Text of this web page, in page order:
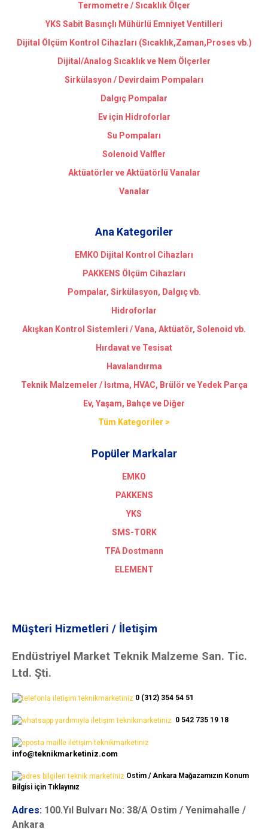
Termometre / Sıcaklık Ölçer
YKS Sabit Basınçlı Mühürlü Emniyet Ventilleri
Dijital Ölçüm Kontrol Cihazları (Sıcaklık,Zaman,Proses vb.)
Dijital/Analog Sıcaklık ve Nem Ölçerler
Sirkülasyon / Devirdaim Pompaları
Dalgıç Pompalar
Ev için Hidroforlar
Su Pompaları
Solenoid Valfler
Aktüatörler ve Aktüatörlü Vanalar
Vanalar
Ana Kategoriler
EMKO Dijital Kontrol Cihazları
PAKKENS Ölçüm Cihazları
Pompalar, Sirkülasyon, Dalgıç vb.
Hidroforlar
Akışkan Kontrol Sistemleri / Vana, Aktüatör, Solenoid vb.
Hırdavat ve Tesisat
Havalandırma
Teknik Malzemeler / Isıtma, HVAC, Brülör ve Yedek Parça
Ev, Yaşam, Bahçe ve Diğer
Tüm Kategoriler >
Popüler Markalar
EMKO
PAKKENS
YKS
SMS-TORK
TFA Dostmann
ELEMENT
Müşteri Hizmetleri / İletişim
Endüstriyel Market Teknik Malzeme San. Tic.
Ltd. Şti.
0 (312) 354 54 51
0 542 735 19 18
info@teknikmarketiniz.com
Ostim / Ankara Mağazamızın Konum
Bilgisi için Tıklayınız
Adres: 100.Yıl Bulvarı No: 38/A Ostim / Yenimahalle /
Ankara